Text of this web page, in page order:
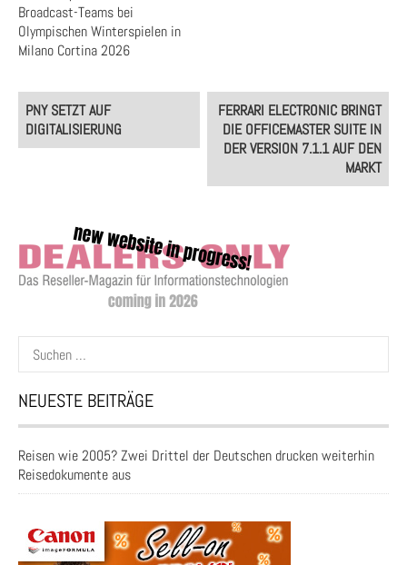
Broadcast-Teams bei
Olympischen Winterspielen in
Milano Cortina 2026
Post
navigation
PNY SETZT AUF
DIGITALISIERUNG
FERRARI ELECTRONIC BRINGT
DIE OFFICEMASTER SUITE IN
DER VERSION 7.1.1 AUF DEN
MARKT
Suchen
nach:
NEUESTE BEITRÄGE
Reisen wie 2005? Zwei Drittel der Deutschen drucken weiterhin
Reisedokumente aus